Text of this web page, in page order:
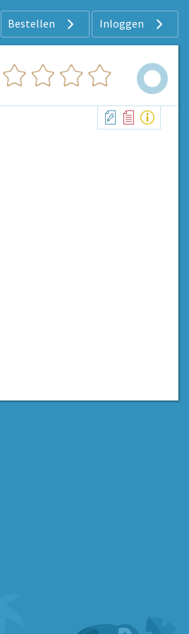
Bestellen Inloggen